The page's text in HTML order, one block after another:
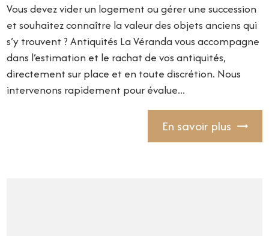
Vous devez vider un logement ou gérer une succession
et souhaitez connaître la valeur des objets anciens qui
s’y trouvent ? Antiquités La Véranda vous accompagne
dans l’estimation et le rachat de vos antiquités,
directement sur place et en toute discrétion. Nous
intervenons rapidement pour évalue...
En savoir plus